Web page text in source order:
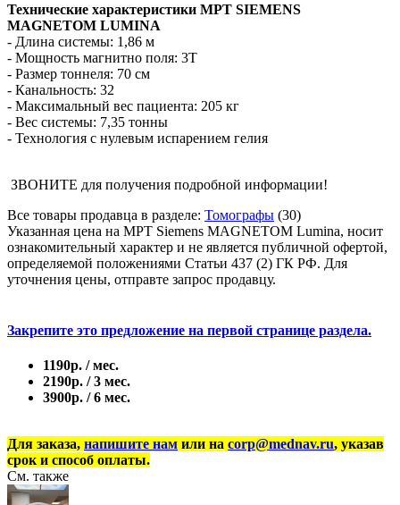
Технические характеристики МРТ SIEMENS
MAGNETOM LUMINA
- Длина системы: 1,86 м
- Мощность магнитно поля: 3Т
- Размер тоннеля: 70 см
- Канальность: 32
- Максимальный вес пациента: 205 кг
- Вес системы: 7,35 тонны
- Технология с нулевым испарением гелия
ЗBOHИTE для получения подробной информации!
Все товары продавца в разделе: Томографы (30)
Указанная цена на МРТ Siemens MAGNETOM Lumina, носит
ознакомительный характер и не является публичной офертой,
определяемой положениями Статьи 437 (2) ГК РФ. Для
уточнения цены, отправте запрос продавцу.
Закрепите это предложение на первой странице раздела.
1190р. / мес.
2190р. / 3 мес.
3900р. / 6 мес.
Для заказа, напишите нам или на corp@mednav.ru, указав
срок и способ оплаты.
См. также